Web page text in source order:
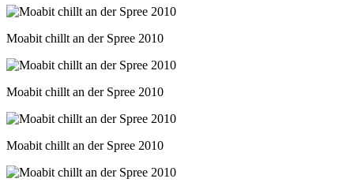
Moabit chillt an der Spree 2010
Moabit chillt an der Spree 2010
Moabit chillt an der Spree 2010